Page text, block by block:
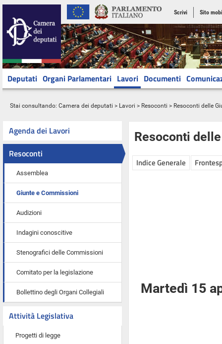
Scrivi Sito
Deputati Organi Parlamentari Lavori Documenti
Stai consultando: Camera dei deputati > Lavori > Resoconti > Resoconti delle
Agenda dei Lavori
Resoconti
Assemblea
Giunte e Commissioni
Audizioni
Indagini conoscitive
Stenografici delle Commissioni
Comitato per la legislazione
Bollettino degli Organi Collegiali
Attività Legislativa
Progetti di legge
Resoconti
Indice Generale
Martedì 15